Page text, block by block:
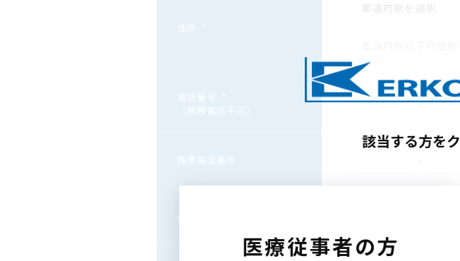
住所 *
電話番号 *
（携帯電話不可）
-
携帯電話番号
FAX番号
該当する方を
医療従事者の方